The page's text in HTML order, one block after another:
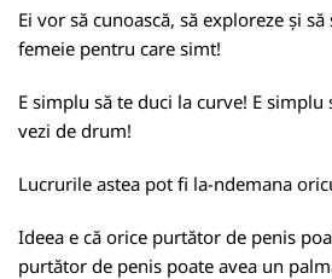
Ei vor să cunoască, să exploreze și
femeie pentru care simt!
E simplu să te duci la curve! E simplu
vezi de drum!
Lucrurile astea pot fi la-ndemana
Ideea e că orice purtător de penis
purtător de penis poate avea un